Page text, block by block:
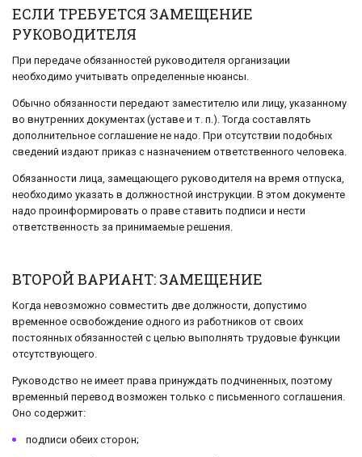
ЕСЛИ ТРЕБУЕТСЯ ЗАМЕЩЕНИЕ
РУКОВОДИТЕЛЯ
При передаче обязанностей руководителя организации
необходимо учитывать определенные нюансы.
Обычно обязанности передают заместителю или лицу, указанному
во внутренних документах (уставе и т. п.). Тогда составлять
дополнительное соглашение не надо. При отсутствии подобных
сведений издают приказ с назначением ответственного человека.
Обязанности лица, замещающего руководителя на время отпуска,
необходимо указать в должностной инструкции. В этом документе
надо проинформировать о праве ставить подписи и нести
ответственность за принимаемые решения.
ВТОРОЙ ВАРИАНТ: ЗАМЕЩЕНИЕ
Когда невозможно совместить две должности, допустимо
временное освобождение одного из работников от своих
постоянных обязанностей с целью выполнять трудовые функции
отсутствующего.
Руководство не имеет права принуждать подчиненных, поэтому
временный перевод возможен только с письменного соглашения.
Оно содержит:
подписи обеих сторон;